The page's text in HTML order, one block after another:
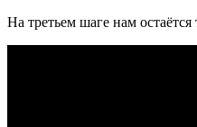
На третьем шаге нам